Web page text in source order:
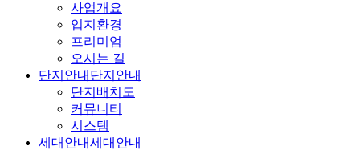
사업개요
입지환경
프리미엄
오시는 길
단지안내 단지안내
단지배치도
커뮤니티
시스템
세대안내세대안내